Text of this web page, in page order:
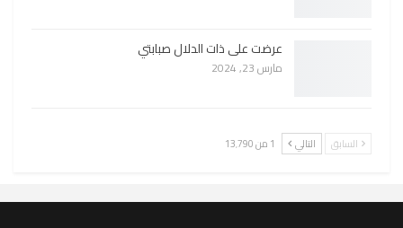
عرضت على ذات الدلال صبابتي
مارس 23, 2024
السابق التالي 1 من 13٬790